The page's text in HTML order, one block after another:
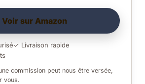
Voir sur Amazon
✓ Livraison rapide
commission peut nous être versée,
vous.